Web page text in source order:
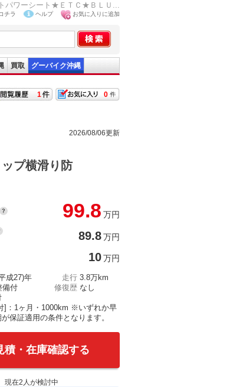
パワーシート★ＥＴＣ★ＢＬＵ...
チラ ヘルプ お気に入りに追加
買取 グーバイク沖縄
0
1
2026/08/06更新
プ横滑り防
99.8 万円
89.8万円
10万円
成27)年 走行 3.8万km
備付 修復歴 なし
]：1ヶ月・1000km ※いずれか早
保証適用の条件となります。
積・在庫確認する
現在2 人が検討中